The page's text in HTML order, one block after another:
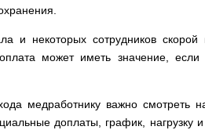
и некоторых сотрудников
может иметь значение, если
медработнику важно смотреть
доплаты, график, нагрузку